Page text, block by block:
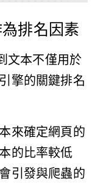
排名因素
文本不僅用於
擎的關鍵排名
來確定網頁的
的比率較低
引發與爬蟲的